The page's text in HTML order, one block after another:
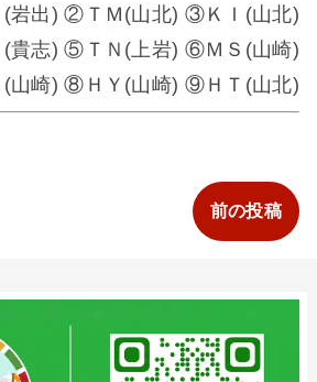
岩出) ②ＴＭ(山北) ③ＫＩ(山北)
貴志) ⑤ＴＮ(上岩) ⑥ＭＳ(山崎)
山崎) ⑧ＨＹ(山崎) ⑨ＨＴ(山北)
前の投稿